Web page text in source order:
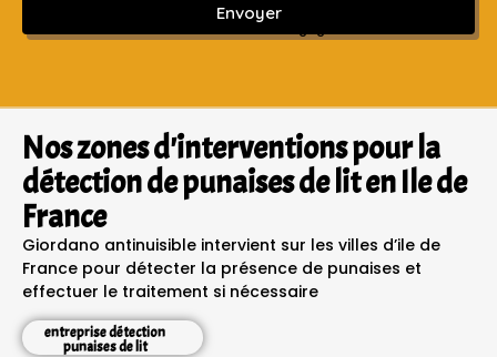
Envoyer
Sans engagement ni frais cachés
Nos zones d'interventions pour la
détection de punaises de lit en Ile de
France
Giordano antinuisible intervient sur les villes d’ile de
France pour détecter la présence de punaises et
effectuer le traitement si nécessaire
entreprise détection
punaises de lit